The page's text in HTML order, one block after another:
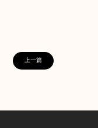
上一篇